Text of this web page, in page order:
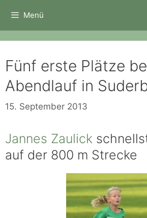
Inhalt
springen
Menü
Fünf erste Plätze
Abendlauf in
15. September 2013
Jannes Zaulick
auf der 800 m Strecke